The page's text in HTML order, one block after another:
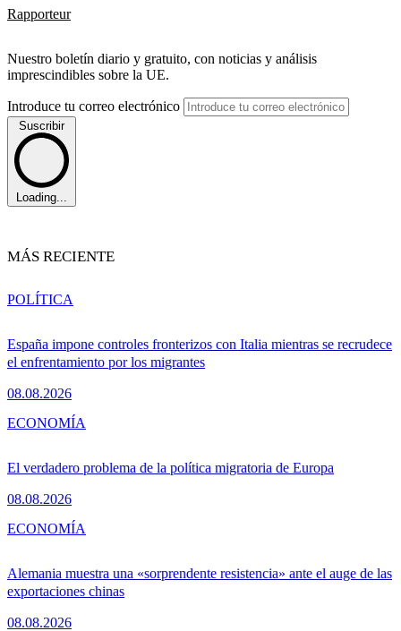
Rapporteur
Nuestro boletín diario y gratuito, con noticias y análisis
imprescindibles sobre la UE.
Introduce tu correo electrónico
Suscribir
Loading...
MÁS RECIENTE
España impone controles fronterizos con Italia mientras se recrudece
el enfrentamiento por los migrantes
08.08.2026
POLÍTICA
El verdadero problema de la política migratoria de Europa
08.08.2026
ECONOMÍA
Alemania muestra una «sorprendente resistencia» ante el auge de las
exportaciones chinas
08.08.2026
ECONOMÍA